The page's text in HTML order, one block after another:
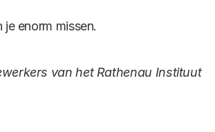
enorm missen.
van het Rathenau Instituut